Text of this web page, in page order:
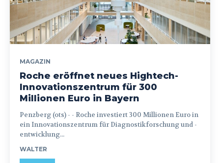
MAGAZIN
Roche eröffnet neues Hightech-
Innovationszentrum für 300
Millionen Euro in Bayern
Penzberg (ots) - - Roche investiert 300 Millionen Euro in
ein Innovationszentrum für Diagnostikforschung und -
entwicklung...
WALTER